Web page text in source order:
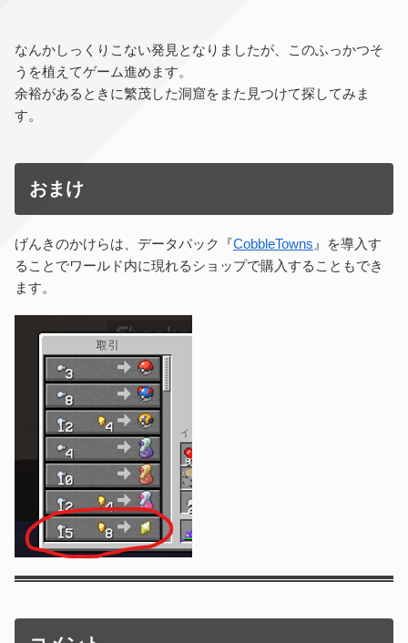
なんかしっくりこない発見となりましたが、このふっかつそ
うを植えてゲーム進めます。
余裕があるときに繁茂した洞窟をまた見つけて探してみま
す。
おまけ
げんきのかけらは、データパック『CobbleTowns 』を導入す
ることでワールド内に現れるショップで購入することもでき
ます。